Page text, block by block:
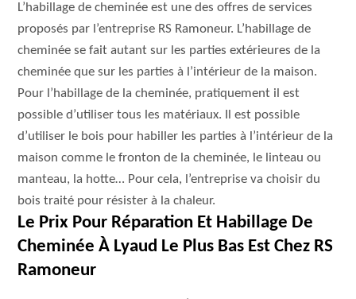
L’habillage de cheminée est une des offres de services
proposés par l’entreprise RS Ramoneur. L’habillage de
cheminée se fait autant sur les parties extérieures de la
cheminée que sur les parties à l’intérieur de la maison.
Pour l’habillage de la cheminée, pratiquement il est
possible d’utiliser tous les matériaux. Il est possible
d’utiliser le bois pour habiller les parties à l’intérieur de la
maison comme le fronton de la cheminée, le linteau ou
manteau, la hotte… Pour cela, l’entreprise va choisir du
bois traité pour résister à la chaleur.
Le Prix Pour Réparation Et Habillage De
Cheminée À Lyaud Le Plus Bas Est Chez RS
Ramoneur